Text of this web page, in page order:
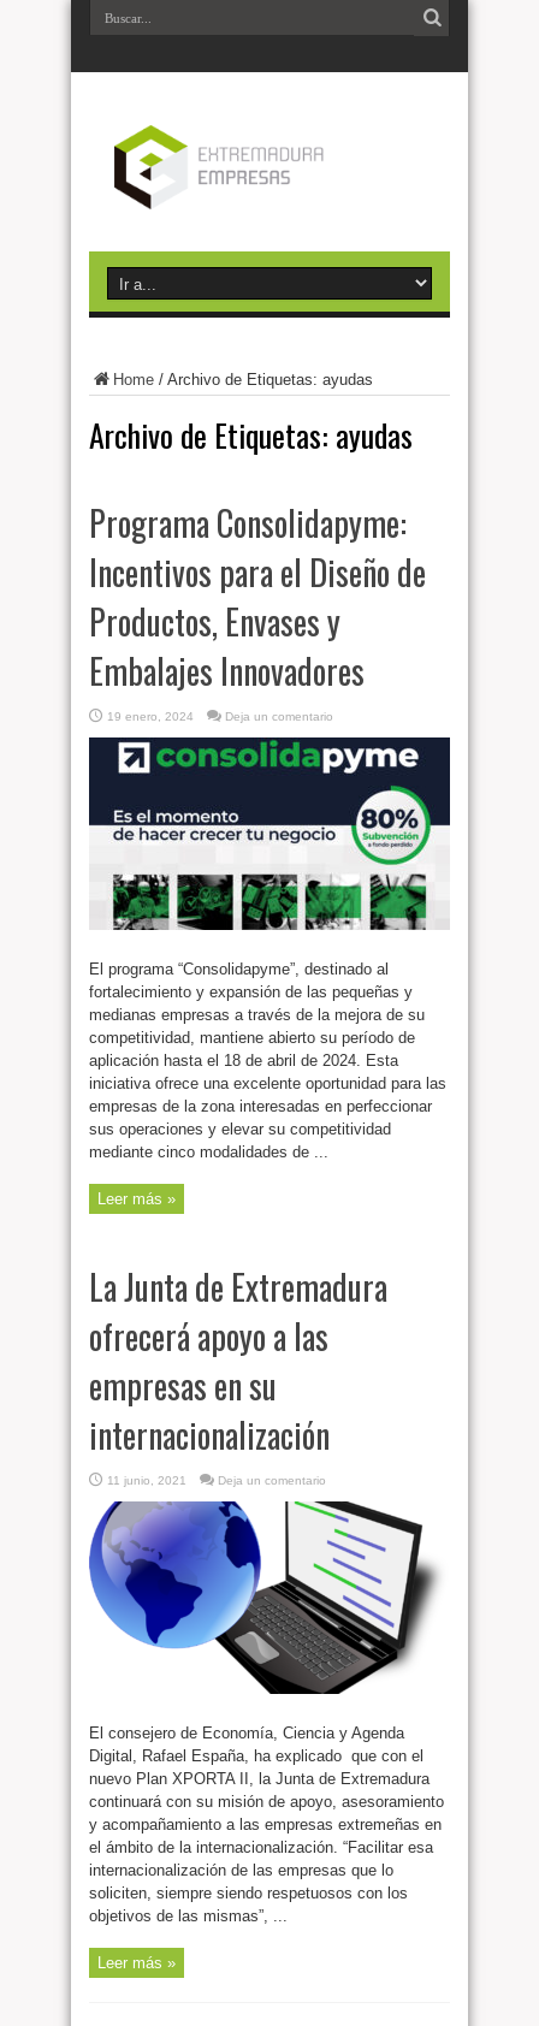
Home / Archivo de Etiquetas: ayudas
Archivo de Etiquetas: ayudas
Programa Consolidapyme:
Incentivos para el Diseño de
Productos, Envases y
Embalajes Innovadores
19 enero, 2024 Deja un comentario
El programa “Consolidapyme”, destinado al
fortalecimiento y expansión de las pequeñas y
medianas empresas a través de la mejora de su
competitividad, mantiene abierto su período de
aplicación hasta el 18 de abril de 2024. Esta
iniciativa ofrece una excelente oportunidad para las
empresas de la zona interesadas en perfeccionar
sus operaciones y elevar su competitividad
mediante cinco modalidades de ...
Leer más »
La Junta de Extremadura
ofrecerá apoyo a las
empresas en su
internacionalización
11 junio, 2021 Deja un comentario
El consejero de Economía, Ciencia y Agenda
Digital, Rafael España, ha explicado que con el
nuevo Plan XPORTA II, la Junta de Extremadura
continuará con su misión de apoyo, asesoramiento
y acompañamiento a las empresas extremeñas en
el ámbito de la internacionalización. “Facilitar esa
internacionalización de las empresas que lo
soliciten, siempre siendo respetuosos con los
objetivos de las mismas”, ...
Leer más »